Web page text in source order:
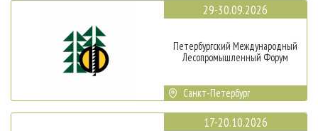
29-30.09.2026
Петербургский Международный
Лесопромышленный Форум
Санкт-Петербург
17-20.10.2026